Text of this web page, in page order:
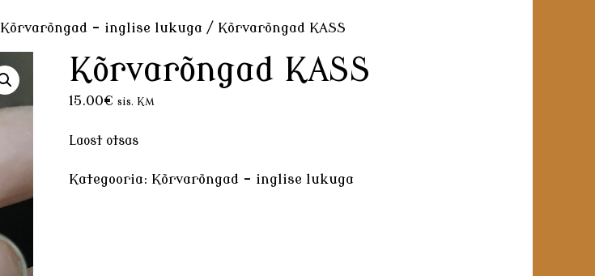
Kõrvarõngad - inglise lukuga / Kõrvarõngad KASS
Kõrvarõngad KASS
15.00€ sis. KM
Laost otsas
Kategooria: Kõrvarõngad - inglise lukuga